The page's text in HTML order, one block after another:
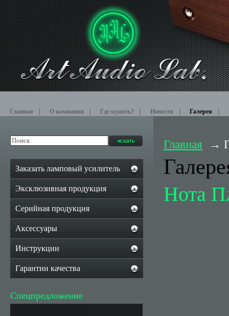
Главная О компании Где купить? Новости Галерея
Главная
Нота
Заказать ламповый усилитель
Эксклюзивная продукция
Серийная продукция
Аксессуары
Инструкции
Гарантии качества
Спецпредложение